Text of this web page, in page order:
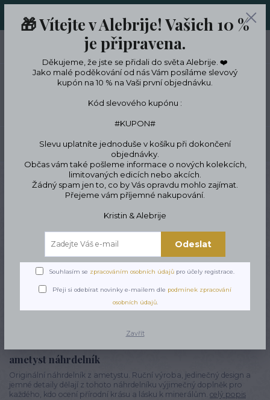
LIMITKÁCH
CZK
Hledat
ŠPERKY Náhrdelníky Náhrdelníky z minerálů
ametyst
Náhrdelník ametyst
ametyst náhrdelník
Originální náhrdelník z ametystu. Ruční výroba, jedinečný design a
jemné detaily dělají z tohoto náhrdelníku výjimečný doplněk pro
každého, kdo ocení přírodní krásu a lásku k minerálům. celý popis
🎁 Vítejte v Alebrije! Vašich 10 %
je připravena.
Děkujeme, že jste se přidali do světa Alebrije. ❤️
Jako malé poděkování od nás Vám posíláme slevový
kupón na 10 % na Vaši první objednávku.
Kód slevového kupónu :
#KUPON#
Slevu uplatníte jednoduše v košíku při dokončení
objednávky.
Občas vám také pošleme informace o nových kolekcích,
limitovaných edicích nebo akcích.
Žádný spam jen to, co by Vás opravdu mohlo zajímat.
Přejeme vám příjemné nakupování.
Kristin & Alebrije
Odeslat
Souhlasím se zpracováním osobních údajů pro účely registrace.
Přeji si odebírat novinky e-mailem dle podmínek zpracování
osobních údajů.
Zavřít